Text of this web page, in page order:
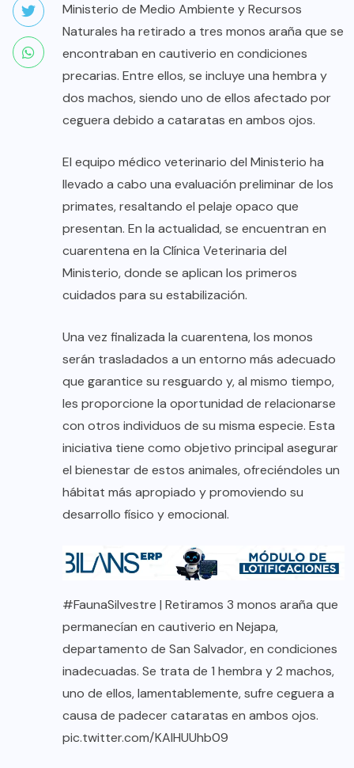
Ministerio de Medio Ambiente y Recursos
Naturales ha retirado a tres monos araña que se
encontraban en cautiverio en condiciones
precarias. Entre ellos, se incluye una hembra y
dos machos, siendo uno de ellos afectado por
ceguera debido a cataratas en ambos ojos.
El equipo médico veterinario del Ministerio ha
llevado a cabo una evaluación preliminar de los
primates, resaltando el pelaje opaco que
presentan. En la actualidad, se encuentran en
cuarentena en la Clínica Veterinaria del
Ministerio, donde se aplican los primeros
cuidados para su estabilización.
Una vez finalizada la cuarentena, los monos
serán trasladados a un entorno más adecuado
que garantice su resguardo y, al mismo tiempo,
les proporcione la oportunidad de relacionarse
con otros individuos de su misma especie. Esta
iniciativa tiene como objetivo principal asegurar
el bienestar de estos animales, ofreciéndoles un
hábitat más apropiado y promoviendo su
desarrollo físico y emocional.
#FaunaSilvestre | Retiramos 3 monos araña que
permanecían en cautiverio en Nejapa,
departamento de San Salvador, en condiciones
inadecuadas. Se trata de 1 hembra y 2 machos,
uno de ellos, lamentablemente, sufre ceguera a
causa de padecer cataratas en ambos ojos.
pic.twitter.com/KAlHUUhb09